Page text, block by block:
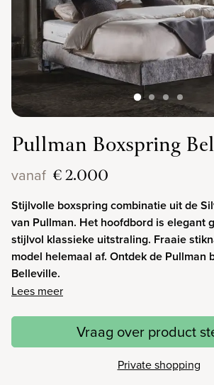
Pullman Boxspring
vanaf € 2.000
Stijlvolle boxspring combinatie uit de
van Pullman. Het hoofdbord is elegant
stijlvol klassieke uitstraling. Fraaie
model helemaal af. Ontdek de Pullman
Belleville.
Lees meer
Vraag over product
Private shopping